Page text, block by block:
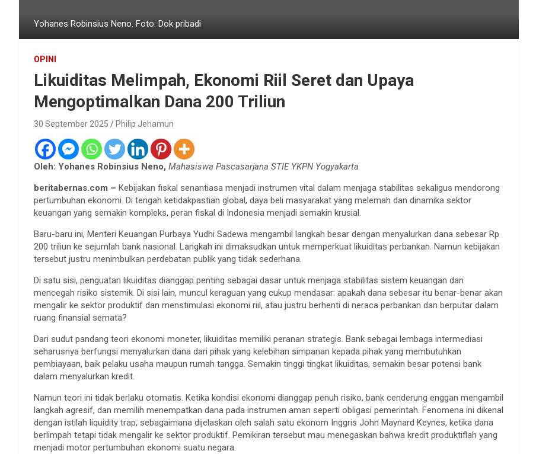
Yohanes Robinsius Neno. Foto: Dok pribadi
OPINI
Likuiditas Melimpah, Ekonomi Riil Seret dan Upaya
Mengoptimalkan Dana 200 Triliun
30 September 2025 Philip Jehamun
Oleh: Yohanes Robinsius Neno, Mahasiswa Pascasarjana STIE YKPN Yogyakarta
beritabernas.com – Kebijakan fiskal senantiasa menjadi instrumen vital dalam menjaga stabilitas sekaligus mendorong
pertumbuhan ekonomi. Di tengah ketidakpastian global, daya beli masyarakat yang melemah dan dinamika sektor
keuangan yang semakin kompleks, peran fiskal di Indonesia menjadi semakin krusial.
Baru-baru ini, Menteri Keuangan Purbaya Yudhi Sadewa mengambil langkah besar dengan menyalurkan dana sebesar Rp
200 triliun ke sejumlah bank nasional. Langkah ini dimaksudkan untuk memperkuat likuiditas perbankan. Namun kebijakan
tersebut justru menimbulkan perdebatan publik yang tidak sederhana.
Di satu sisi, penguatan likuiditas dianggap penting sebagai dasar untuk menjaga stabilitas sistem keuangan dan
mencegah risiko sistemik. Di sisi lain, muncul keraguan yang cukup mendasar: apakah dana sebesar itu benar-benar akan
mengalir ke sektor produktif dan menstimulasi ekonomi riil, atau justru berhenti di neraca perbankan dan berputar dalam
ruang finansial semata?
Dari sudut pandang teori ekonomi moneter, likuiditas memiliki peranan strategis. Bank sebagai lembaga intermediasi
seharusnya berfungsi menyalurkan dana dari pihak yang kelebihan simpanan kepada pihak yang membutuhkan
pembiayaan, baik pelaku usaha maupun rumah tangga. Semakin tinggi tingkat likuiditas, semakin besar potensi bank
dalam menyalurkan kredit.
Namun teori ini tidak berlaku otomatis. Ketika kondisi ekonomi dianggap penuh risiko, bank cenderung enggan mengambil
langkah agresif, dan memilih menempatkan dana pada instrumen aman seperti obligasi pemerintah. Fenomena ini dikenal
dengan istilah liquidity trap, sebagaimana dijelaskan oleh salah satu ekonom Inggris John Maynard Keynes, ketika dana
berlimpah tetapi tidak mengalir ke sektor produktif. Pemikiran tersebut mau menegaskan bahwa kredit produktiflah yang
menjadi motor pertumbuhan ekonomi suatu negara.